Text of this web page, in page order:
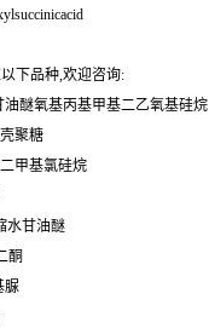
下品种,欢迎咨询:
油醚氧基丙基甲基二乙氧基硅烷
聚糖
甲基氯硅烷
水甘油醚
酮
脲